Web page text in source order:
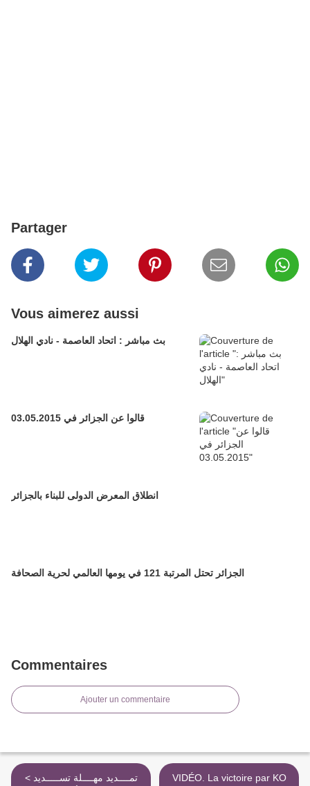
Partager
Vous aimerez aussi
بث مباشر : اتحاد العاصمة - نادي الهلال
قالوا عن الجزائر في 03.05.2015
انطلاق المعرض الدولى للبناء بالجزائر
الجزائر تحتل المرتبة 121 في يومها العالمي لحرية الصحافة
Commentaires
Ajouter un commentaire
< تمــــديد مهــــلة تســـــديد
VIDÉO. La victoire par KO